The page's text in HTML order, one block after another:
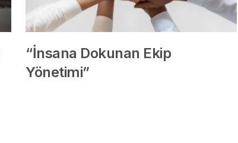
“İnsana Dokunan Ekip
Yönetimi”